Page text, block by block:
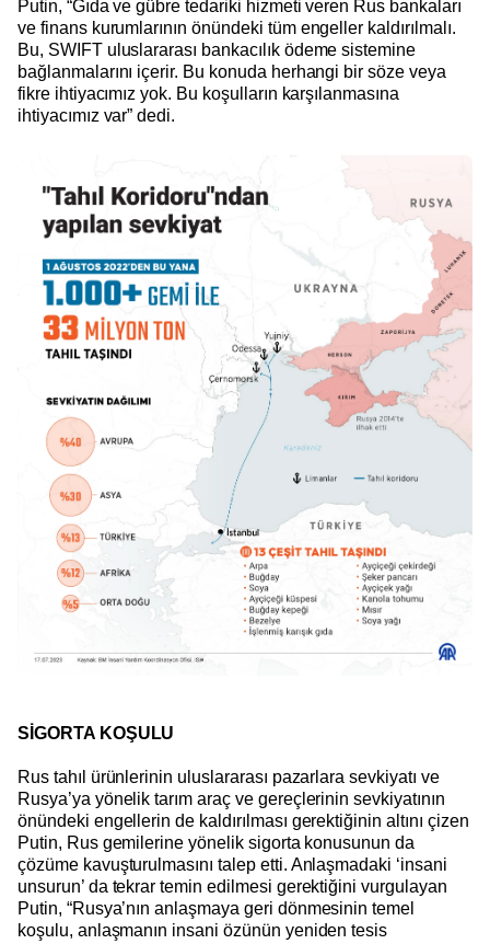
Putin, “Gıda ve gübre tedariki hizmeti veren Rus bankaları
ve finans kurumlarının önündeki tüm engeller kaldırılmalı.
Bu, SWIFT uluslararası bankacılık ödeme sistemine
bağlanmalarını içerir. Bu konuda herhangi bir söze veya
fikre ihtiyacımız yok. Bu koşulların karşılanmasına
ihtiyacımız var” dedi.
SİGORTA KOŞULU
Rus tahıl ürünlerinin uluslararası pazarlara sevkiyatı ve
Rusya’ya yönelik tarım araç ve gereçlerinin sevkiyatının
önündeki engellerin de kaldırılması gerektiğinin altını çizen
Putin, Rus gemilerine yönelik sigorta konusunun da
çözüme kavuşturulmasını talep etti. Anlaşmadaki ‘insani
unsurun’ da tekrar temin edilmesi gerektiğini vurgulayan
Putin, “Rusya’nın anlaşmaya geri dönmesinin temel
koşulu, anlaşmanın insani özünün yeniden tesis